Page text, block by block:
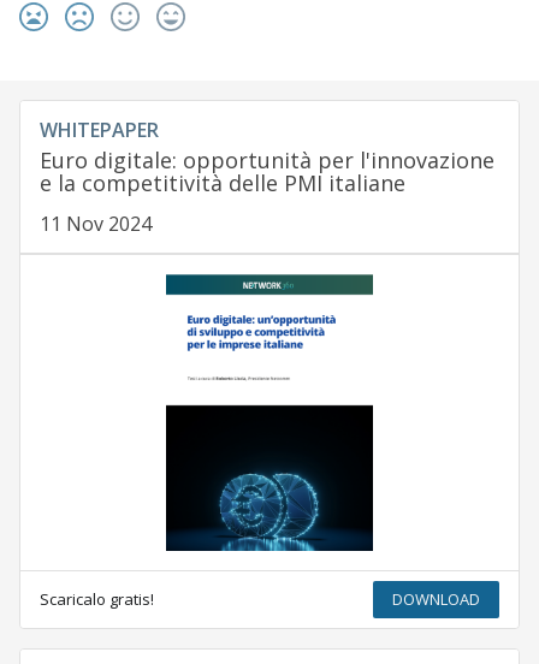
WHITEPAPER
Euro digitale: opportunità per l'innovazione
e la competitività delle PMI italiane
11 Nov 2024
Scaricalo gratis! DOWNLOAD